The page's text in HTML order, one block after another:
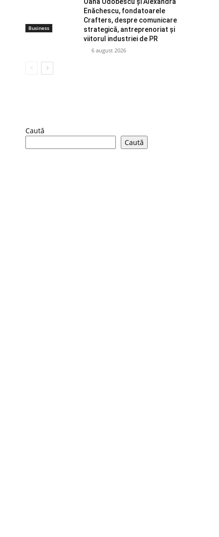
Business
Enăchescu, fondatoarele
Crafters, despre comunicare
strategică, antreprenoriat și
viitorul industriei de PR
6 august 2026
Caută
Caută